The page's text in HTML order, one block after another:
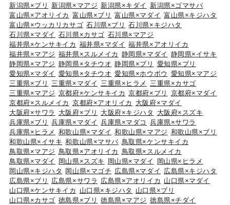
新潟県×ブリ
新潟県×マアジ 新潟県×キダイ
新潟県×ゴマサバ
富山県×アオリイカ 富山県×ブリ 富山県×マダイ 富山県×キジハタ
富山県×ウッカリカサゴ 石川県×ブリ
石川県×キジハタ
石川県×マダイ 石川県×カサゴ 石川県×マアジ
福井県×ケンサキイカ 福井県×マダイ 福井県×アオリイカ
福井県×マアジ 福井県×スルメイカ 静岡県×マダイ 静岡県×イサキ
静岡県×マアジ 静岡県×タチウオ 静岡県×ブリ
愛知県×ブリ
愛知県×マダイ 愛知県×タチウオ 愛知県×ホウボウ 愛知県×マアジ
三重県×ブリ
三重県×マダイ 三重県×ヒラメ
三重県×カサゴ
三重県×マアジ 京都府×ケンサキイカ 京都府×ブリ
京都府×マダイ
京都府×スルメイカ 京都府×アオリイカ
大阪府×マダイ
大阪府×サワラ
大阪府×ブリ 大阪府×キジハタ
大阪府×スズキ
兵庫県×ブリ
兵庫県×マダイ 兵庫県×マダコ
兵庫県×サワラ
兵庫県×ヒラメ 和歌山県×マダイ 和歌山県×マアジ 和歌山県×ブリ
和歌山県×イサキ 和歌山県×マサバ 鳥取県×ケンサキイカ
鳥取県×マアジ 鳥取県×アオリイカ
鳥取県×スルメイカ
鳥取県×マダイ
岡山県×スズキ 岡山県×マダイ
岡山県×ヒラメ
岡山県×キジハタ
岡山県×マゴチ 広島県×マダイ 広島県×キジハタ
広島県×ブリ
広島県×サワラ 広島県×アオリイカ 山口県×マダイ
山口県×ケンサキイカ
山口県×キジハタ
山口県×ブリ
山口県×カサゴ 徳島県×ブリ 徳島県×マアジ 徳島県×チダイ